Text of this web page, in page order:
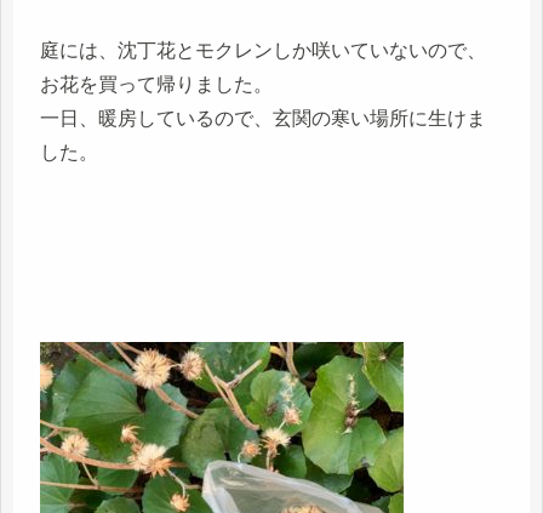
庭には、沈丁花とモクレンしか咲いていないので、
お花を買って帰りました。
一日、暖房しているので、玄関の寒い場所に生けま
した。